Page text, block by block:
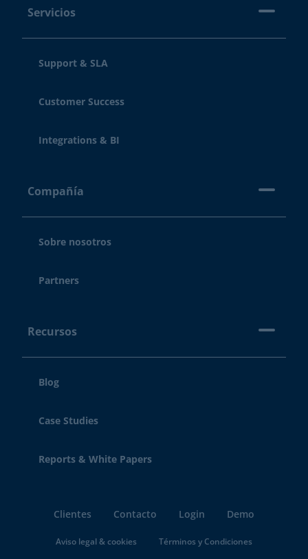
Servicios
Support & SLA
Customer Success
Integrations & BI
Compañía
Sobre nosotros
Partners
Recursos
Blog
Case Studies
Reports & White Papers
Clientes Contacto Login Demo
Aviso legal & cookies Términos y Condiciones